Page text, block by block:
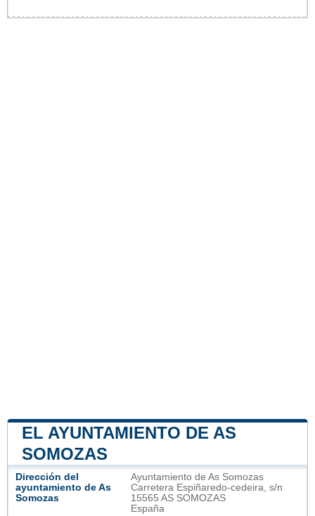
EL AYUNTAMIENTO DE AS
SOMOZAS
Dirección del
ayuntamiento de As
Somozas
Ayuntamiento de As Somozas
Carretera Espiñaredo-cedeira, s/n
15565 AS SOMOZAS
España